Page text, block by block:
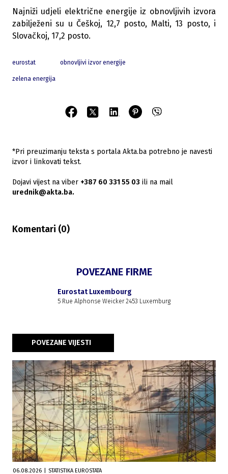
Najniži udjeli električne energije iz obnovljivih izvora
zabilježeni su u Češkoj, 12,7 posto, Malti, 13 posto, i
Slovačkoj, 17,2 posto.
eurostat obnovljivi izvor energije
zelena energija
*Pri preuzimanju teksta s portala Akta.ba potrebno je navesti
izvor i linkovati tekst.
Dojavi vijest na viber +387 60 331 55 03 ili na mail
urednik@akta.ba.
Komentari (0)
POVEZANE FIRME
Eurostat Luxembourg
5 Rue Alphonse Weicker 2453 Luxemburg
POVEZANE VIJESTI
06.08.2026 STATISTIKA EUROSTATA